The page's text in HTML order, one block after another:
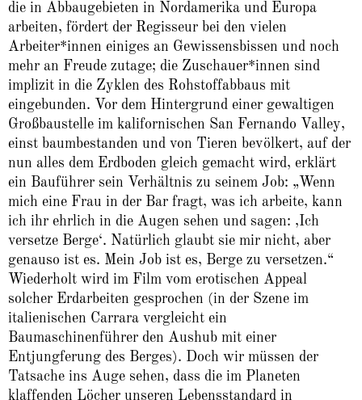
die in Abbaugebieten in Nordamerika und Europa
arbeiten, fördert der Regisseur bei den vielen
Arbeiter*innen einiges an Gewissensbissen und noch
mehr an Freude zutage; die Zuschauer*innen sind
implizit in die Zyklen des Rohstoffabbaus mit
eingebunden. Vor dem Hintergrund einer gewaltigen
Großbaustelle im kalifornischen San Fernando Valley,
einst baumbestanden und von Tieren bevölkert, auf der
nun alles dem Erdboden gleich gemacht wird, erklärt
ein Bauführer sein Verhältnis zu seinem Job: „Wenn
mich eine Frau in der Bar fragt, was ich arbeite, kann
ich ihr ehrlich in die Augen sehen und sagen: ‚Ich
versetze Berge‘. Natürlich glaubt sie mir nicht, aber
genauso ist es. Mein Job ist es, Berge zu versetzen.“
Wiederholt wird im Film vom erotischen Appeal
solcher Erdarbeiten gesprochen (in der Szene im
italienischen Carrara vergleicht ein
Baumaschinenführer den Aushub mit einer
Entjungferung des Berges). Doch wir müssen der
Tatsache ins Auge sehen, dass die im Planeten
klaffenden Löcher unseren Lebensstandard in